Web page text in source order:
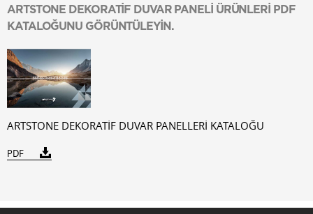
ARTSTONE DEKORATİF DUVAR PANELİ ÜRÜNLERİ PDF
KATALOĞUNU GÖRÜNTÜLEYİN.
ARTSTONE DEKORATİF DUVAR PANELLERİ KATALOĞU
PDF